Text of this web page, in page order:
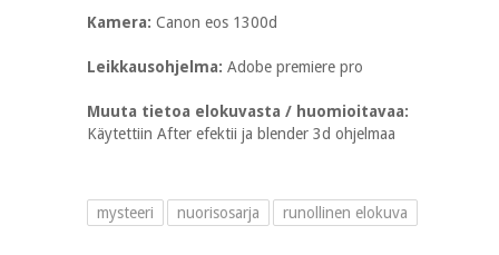
Kamera: Canon eos 1300d
Leikkausohjelma: Adobe premiere pro
Muuta tietoa elokuvasta / huomioitavaa:
Käytettiin After efektii ja blender 3d ohjelmaa
mysteeri nuorisosarja runollinen elokuva